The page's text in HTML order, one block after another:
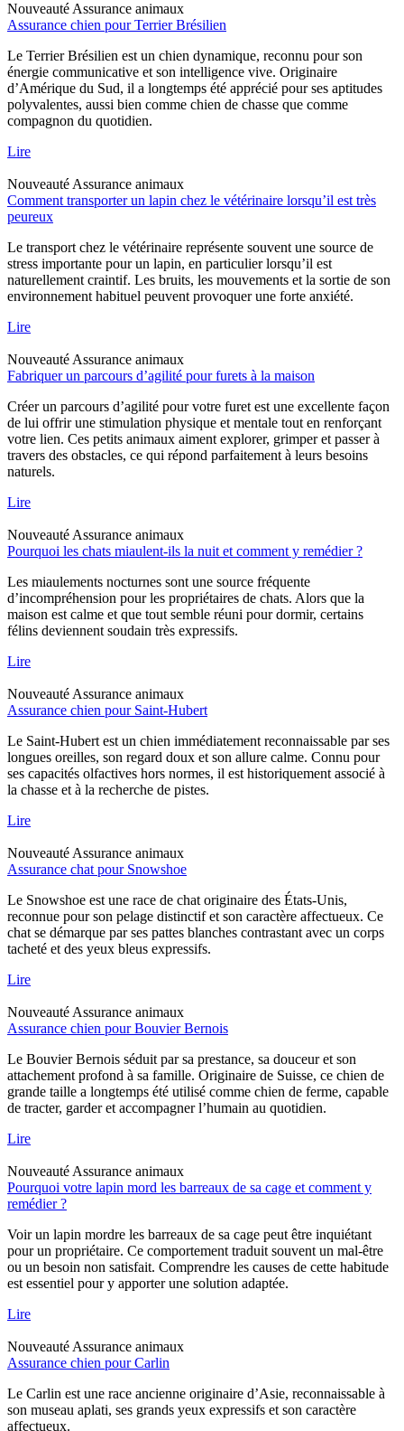
Nouveauté Assurance animaux
Assurance chien pour Terrier Brésilien
Le Terrier Brésilien est un chien dynamique, reconnu pour son
énergie communicative et son intelligence vive. Originaire
d’Amérique du Sud, il a longtemps été apprécié pour ses aptitudes
polyvalentes, aussi bien comme chien de chasse que comme
compagnon du quotidien.
Lire
Nouveauté Assurance animaux
Comment transporter un lapin chez le vétérinaire lorsqu’il est très
peureux
Le transport chez le vétérinaire représente souvent une source de
stress importante pour un lapin, en particulier lorsqu’il est
naturellement craintif. Les bruits, les mouvements et la sortie de son
environnement habituel peuvent provoquer une forte anxiété.
Lire
Nouveauté Assurance animaux
Fabriquer un parcours d’agilité pour furets à la maison
Créer un parcours d’agilité pour votre furet est une excellente façon
de lui offrir une stimulation physique et mentale tout en renforçant
votre lien. Ces petits animaux aiment explorer, grimper et passer à
travers des obstacles, ce qui répond parfaitement à leurs besoins
naturels.
Lire
Nouveauté Assurance animaux
Pourquoi les chats miaulent-ils la nuit et comment y remédier ?
Les miaulements nocturnes sont une source fréquente
d’incompréhension pour les propriétaires de chats. Alors que la
maison est calme et que tout semble réuni pour dormir, certains
félins deviennent soudain très expressifs.
Lire
Nouveauté Assurance animaux
Assurance chien pour Saint-Hubert
Le Saint-Hubert est un chien immédiatement reconnaissable par ses
longues oreilles, son regard doux et son allure calme. Connu pour
ses capacités olfactives hors normes, il est historiquement associé à
la chasse et à la recherche de pistes.
Lire
Nouveauté Assurance animaux
Assurance chat pour Snowshoe
Le Snowshoe est une race de chat originaire des États-Unis,
reconnue pour son pelage distinctif et son caractère affectueux. Ce
chat se démarque par ses pattes blanches contrastant avec un corps
tacheté et des yeux bleus expressifs.
Lire
Nouveauté Assurance animaux
Assurance chien pour Bouvier Bernois
Le Bouvier Bernois séduit par sa prestance, sa douceur et son
attachement profond à sa famille. Originaire de Suisse, ce chien de
grande taille a longtemps été utilisé comme chien de ferme, capable
de tracter, garder et accompagner l’humain au quotidien.
Lire
Nouveauté Assurance animaux
Pourquoi votre lapin mord les barreaux de sa cage et comment y
remédier ?
Voir un lapin mordre les barreaux de sa cage peut être inquiétant
pour un propriétaire. Ce comportement traduit souvent un mal-être
ou un besoin non satisfait. Comprendre les causes de cette habitude
est essentiel pour y apporter une solution adaptée.
Lire
Nouveauté Assurance animaux
Assurance chien pour Carlin
Le Carlin est une race ancienne originaire d’Asie, reconnaissable à
son museau aplati, ses grands yeux expressifs et son caractère
affectueux.